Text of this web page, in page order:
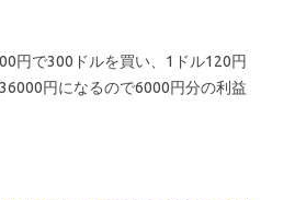
円で300ドルを買い、1ドル120円
円になるので6000円分の利益